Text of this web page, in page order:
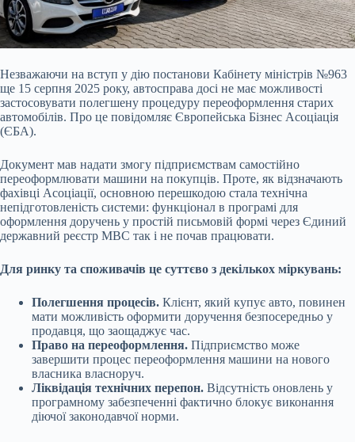
Незважаючи на вступ у дію постанови Кабінету міністрів №963
ще 15 серпня 2025 року, автосправа досі не має можливості
застосовувати полегшену процедуру переоформлення старих
автомобілів. Про це повідомляє Європейська Бізнес Асоціація
(ЄБА).
Документ мав надати змогу підприємствам самостійно
переоформлювати машини на покупців. Проте, як відзначають
фахівці Асоціації, основною перешкодою стала технічна
непідготовленість системи: функціонал в програмі для
оформлення доручень у простій письмовій формі через Єдиний
державний реєстр МВС так і не почав працювати.
Для ринку та споживачів це суттєво з декількох міркувань:
Полегшення процесів. Клієнт, який купує авто, повинен
мати можливість оформити доручення безпосередньо у
продавця, що заощаджує час.
Право на переоформлення. Підприємство може
завершити процес переоформлення машини на нового
власника власноруч.
Ліквідація технічних перепон. Відсутність оновлень у
програмному забезпеченні фактично блокує виконання
діючої законодавчої норми.